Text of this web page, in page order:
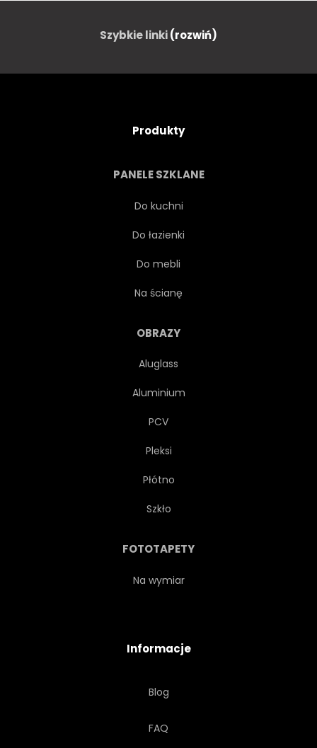
Szybkie linki(rozwiń)
Produkty
PANELE SZKLANE
Do kuchni
Do łazienki
Do mebli
Na ścianę
OBRAZY
Aluglass
Aluminium
PCV
Pleksi
Płótno
Szkło
FOTOTAPETY
Na wymiar
Informacje
Blog
FAQ